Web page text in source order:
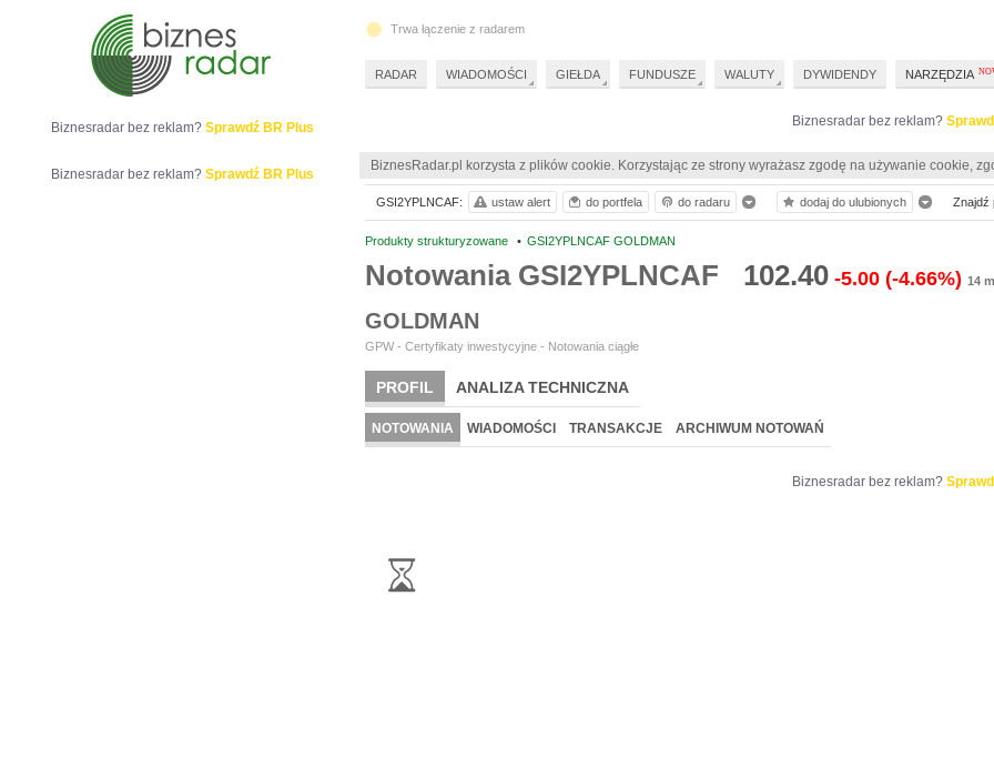
Biznesradar bez reklam?
BiznesRadar.pl korzysta z plików cookie. Korzystając ze strony wyrażasz zgodę na używanie cookie,
Produkty strukturyzowane • GSI2YPLNCAF GOLDMAN
Notowania GSI2YPLNCAF 102.40 -5.00 (-4.66%) 14
GOLDMAN
GPW - Certyfikaty inwestycyjne - Notowania ciągłe
PROFIL ANALIZA TECHNICZNA
NOTOWANIA WIADOMOŚCI TRANSAKCJE ARCHIWUM NOTOWAŃ
Biznesradar bez reklam?
GSI2YPLNCAF: ustaw alert do portfela do radaru dodaj do ulubionych Znajdź
Biznesradar bez reklam? Sprawdź BR Plus
Biznesradar bez reklam? Sprawdź BR Plus
Trwa łączenie z radarem
RADAR WIADOMOŚCI GIEŁDA FUNDUSZE WALUTY DYWIDENDY NARZĘDZIA